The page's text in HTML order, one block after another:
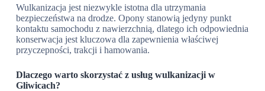
Wulkanizacja jest niezwykle istotna dla utrzymania
bezpieczeństwa na drodze. Opony stanowią jedyny punkt
kontaktu samochodu z nawierzchnią, dlatego ich odpowiednia
konserwacja jest kluczowa dla zapewnienia właściwej
przyczepności, trakcji i hamowania.
Dlaczego warto skorzystać z usług wulkanizacji w
Gliwicach?